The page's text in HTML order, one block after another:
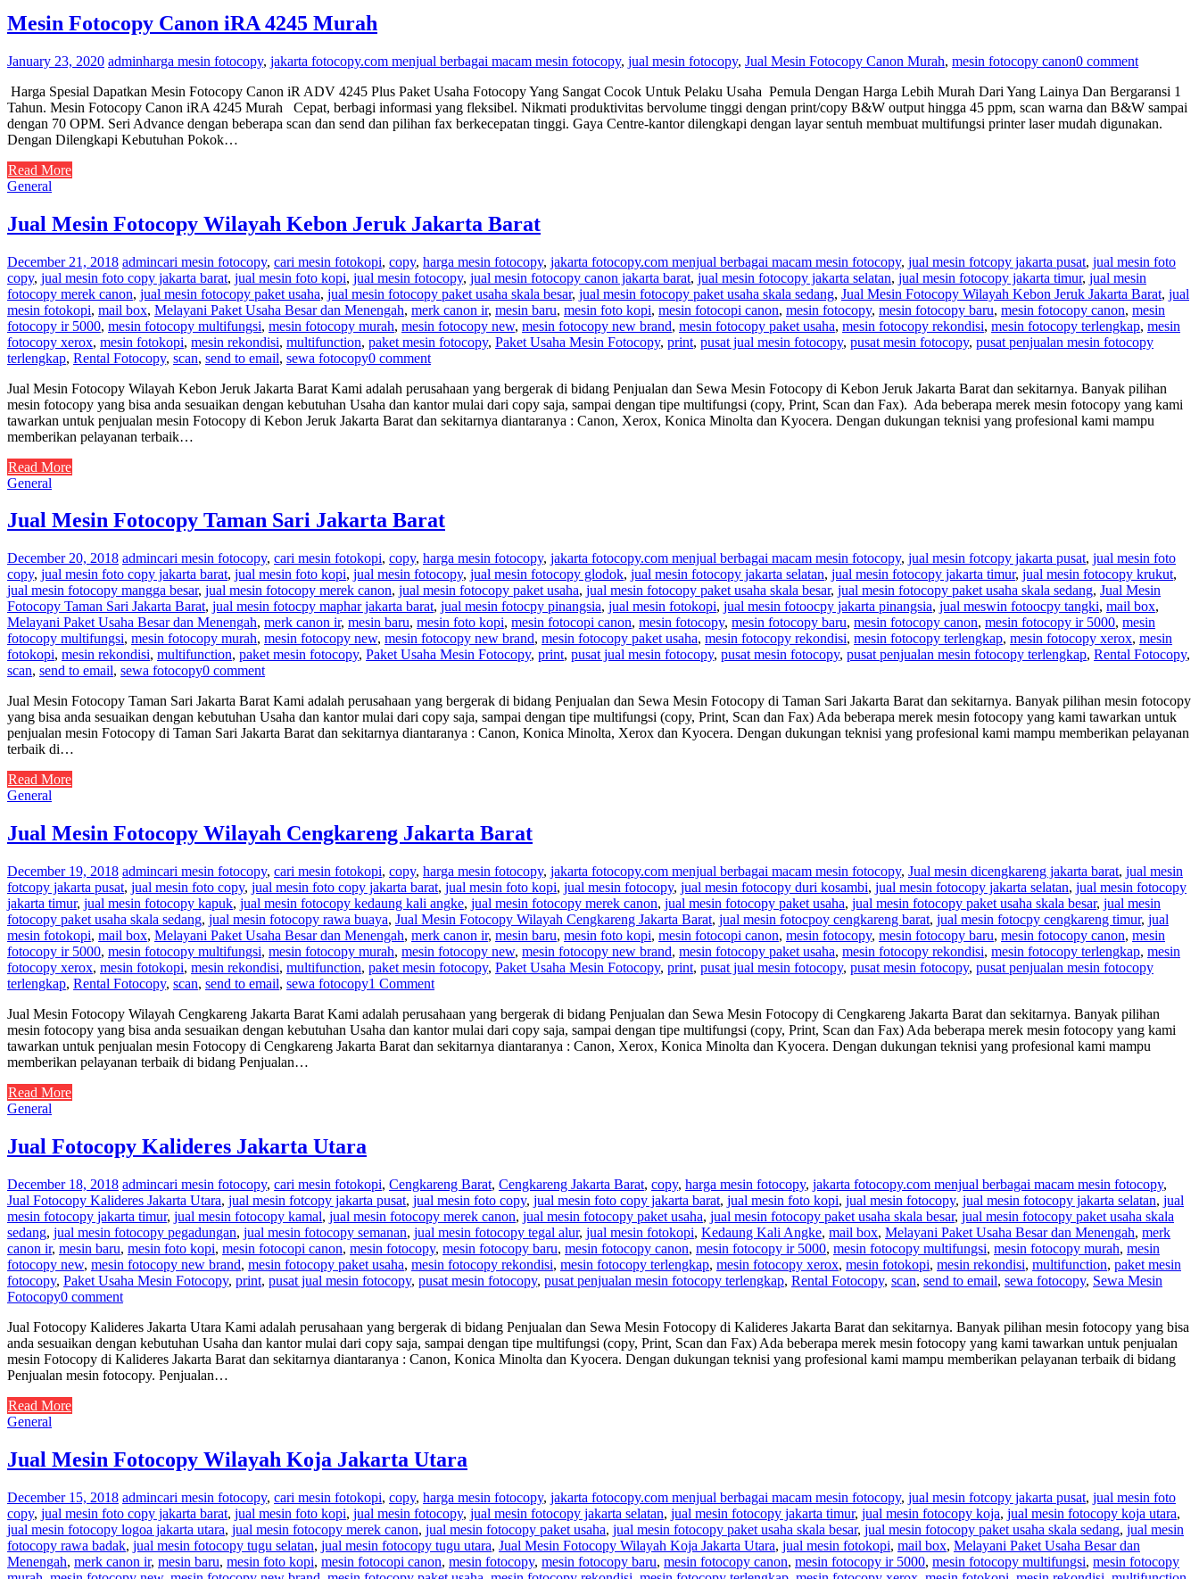
Mesin Fotocopy Canon iRA 4245 Murah
January 23, 2020 adminharga mesin fotocopy, jakarta fotocopy.com menjual berbagai macam mesin fotocopy, jual mesin fotocopy, Jual Mesin Fotocopy Canon Murah, mesin fotocopy canon0 comment
Harga Spesial Dapatkan Mesin Fotocopy Canon iR ADV 4245 Plus Paket Usaha Fotocopy Yang Sangat Cocok Untuk Pelaku Usaha Pemula Dengan Harga Lebih Murah Dari Yang Lainya Dan Bergaransi 1
Tahun. Mesin Fotocopy Canon iRA 4245 Murah Cepat, berbagi informasi yang fleksibel. Nikmati produktivitas bervolume tinggi dengan print/copy B&W output hingga 45 ppm, scan warna dan B&W sampai
dengan 70 OPM. Seri Advance dengan beberapa scan dan send dan pilihan fax berkecepatan tinggi. Gaya Centre-kantor dilengkapi dengan layar sentuh membuat multifungsi printer laser mudah digunakan.
Dengan Dilengkapi Kebutuhan Pokok…
Read More
General
Jual Mesin Fotocopy Wilayah Kebon Jeruk Jakarta Barat
December 21, 2018 admincari mesin fotocopy, cari mesin fotokopi, copy, harga mesin fotocopy, jakarta fotocopy.com menjual berbagai macam mesin fotocopy, jual mesin fotcopy jakarta pusat, jual mesin foto
copy, jual mesin foto copy jakarta barat, jual mesin foto kopi, jual mesin fotocopy, jual mesin fotocopy canon jakarta barat, jual mesin fotocopy jakarta selatan, jual mesin fotocopy jakarta timur, jual mesin
fotocopy merek canon, jual mesin fotocopy paket usaha, jual mesin fotocopy paket usaha skala besar, jual mesin fotocopy paket usaha skala sedang, Jual Mesin Fotocopy Wilayah Kebon Jeruk Jakarta Barat, jual
mesin fotokopi, mail box, Melayani Paket Usaha Besar dan Menengah, merk canon ir, mesin baru, mesin foto kopi, mesin fotocopi canon, mesin fotocopy, mesin fotocopy baru, mesin fotocopy canon, mesin
fotocopy ir 5000, mesin fotocopy multifungsi, mesin fotocopy murah, mesin fotocopy new, mesin fotocopy new brand, mesin fotocopy paket usaha, mesin fotocopy rekondisi, mesin fotocopy terlengkap, mesin
fotocopy xerox, mesin fotokopi, mesin rekondisi, multifunction, paket mesin fotocopy, Paket Usaha Mesin Fotocopy, print, pusat jual mesin fotocopy, pusat mesin fotocopy, pusat penjualan mesin fotocopy
terlengkap, Rental Fotocopy, scan, send to email, sewa fotocopy0 comment
Jual Mesin Fotocopy Wilayah Kebon Jeruk Jakarta Barat Kami adalah perusahaan yang bergerak di bidang Penjualan dan Sewa Mesin Fotocopy di Kebon Jeruk Jakarta Barat dan sekitarnya. Banyak pilihan
mesin fotocopy yang bisa anda sesuaikan dengan kebutuhan Usaha dan kantor mulai dari copy saja, sampai dengan tipe multifungsi (copy, Print, Scan dan Fax). Ada beberapa merek mesin fotocopy yang kami
tawarkan untuk penjualan mesin Fotocopy di Kebon Jeruk Jakarta Barat dan sekitarnya diantaranya : Canon, Xerox, Konica Minolta dan Kyocera. Dengan dukungan teknisi yang profesional kami mampu
memberikan pelayanan terbaik…
Read More
General
Jual Mesin Fotocopy Taman Sari Jakarta Barat
December 20, 2018 admincari mesin fotocopy, cari mesin fotokopi, copy, harga mesin fotocopy, jakarta fotocopy.com menjual berbagai macam mesin fotocopy, jual mesin fotcopy jakarta pusat, jual mesin foto
copy, jual mesin foto copy jakarta barat, jual mesin foto kopi, jual mesin fotocopy, jual mesin fotocopy glodok, jual mesin fotocopy jakarta selatan, jual mesin fotocopy jakarta timur, jual mesin fotocopy krukut,
jual mesin fotocopy mangga besar, jual mesin fotocopy merek canon, jual mesin fotocopy paket usaha, jual mesin fotocopy paket usaha skala besar, jual mesin fotocopy paket usaha skala sedang, Jual Mesin
Fotocopy Taman Sari Jakarta Barat, jual mesin fotocpy maphar jakarta barat, jual mesin fotocpy pinangsia, jual mesin fotokopi, jual mesin fotoocpy jakarta pinangsia, jual meswin fotoocpy tangki, mail box,
Melayani Paket Usaha Besar dan Menengah, merk canon ir, mesin baru, mesin foto kopi, mesin fotocopi canon, mesin fotocopy, mesin fotocopy baru, mesin fotocopy canon, mesin fotocopy ir 5000, mesin
fotocopy multifungsi, mesin fotocopy murah, mesin fotocopy new, mesin fotocopy new brand, mesin fotocopy paket usaha, mesin fotocopy rekondisi, mesin fotocopy terlengkap, mesin fotocopy xerox, mesin
fotokopi, mesin rekondisi, multifunction, paket mesin fotocopy, Paket Usaha Mesin Fotocopy, print, pusat jual mesin fotocopy, pusat mesin fotocopy, pusat penjualan mesin fotocopy terlengkap, Rental Fotocopy,
scan, send to email, sewa fotocopy0 comment
Jual Mesin Fotocopy Taman Sari Jakarta Barat Kami adalah perusahaan yang bergerak di bidang Penjualan dan Sewa Mesin Fotocopy di Taman Sari Jakarta Barat dan sekitarnya. Banyak pilihan mesin fotocopy
yang bisa anda sesuaikan dengan kebutuhan Usaha dan kantor mulai dari copy saja, sampai dengan tipe multifungsi (copy, Print, Scan dan Fax) Ada beberapa merek mesin fotocopy yang kami tawarkan untuk
penjualan mesin Fotocopy di Taman Sari Jakarta Barat dan sekitarnya diantaranya : Canon, Konica Minolta, Xerox dan Kyocera. Dengan dukungan teknisi yang profesional kami mampu memberikan pelayanan
terbaik di…
Read More
General
Jual Mesin Fotocopy Wilayah Cengkareng Jakarta Barat
December 19, 2018 admincari mesin fotocopy, cari mesin fotokopi, copy, harga mesin fotocopy, jakarta fotocopy.com menjual berbagai macam mesin fotocopy, Jual mesin dicengkareng jakarta barat, jual mesin
fotcopy jakarta pusat, jual mesin foto copy, jual mesin foto copy jakarta barat, jual mesin foto kopi, jual mesin fotocopy, jual mesin fotocopy duri kosambi, jual mesin fotocopy jakarta selatan, jual mesin fotocopy
jakarta timur, jual mesin fotocopy kapuk, jual mesin fotocopy kedaung kali angke, jual mesin fotocopy merek canon, jual mesin fotocopy paket usaha, jual mesin fotocopy paket usaha skala besar, jual mesin
fotocopy paket usaha skala sedang, jual mesin fotocopy rawa buaya, Jual Mesin Fotocopy Wilayah Cengkareng Jakarta Barat, jual mesin fotocpoy cengkareng barat, jual mesin fotocpy cengkareng timur, jual
mesin fotokopi, mail box, Melayani Paket Usaha Besar dan Menengah, merk canon ir, mesin baru, mesin foto kopi, mesin fotocopi canon, mesin fotocopy, mesin fotocopy baru, mesin fotocopy canon, mesin
fotocopy ir 5000, mesin fotocopy multifungsi, mesin fotocopy murah, mesin fotocopy new, mesin fotocopy new brand, mesin fotocopy paket usaha, mesin fotocopy rekondisi, mesin fotocopy terlengkap, mesin
fotocopy xerox, mesin fotokopi, mesin rekondisi, multifunction, paket mesin fotocopy, Paket Usaha Mesin Fotocopy, print, pusat jual mesin fotocopy, pusat mesin fotocopy, pusat penjualan mesin fotocopy
terlengkap, Rental Fotocopy, scan, send to email, sewa fotocopy1 Comment
Jual Mesin Fotocopy Wilayah Cengkareng Jakarta Barat Kami adalah perusahaan yang bergerak di bidang Penjualan dan Sewa Mesin Fotocopy di Cengkareng Jakarta Barat dan sekitarnya. Banyak pilihan
mesin fotocopy yang bisa anda sesuaikan dengan kebutuhan Usaha dan kantor mulai dari copy saja, sampai dengan tipe multifungsi (copy, Print, Scan dan Fax) Ada beberapa merek mesin fotocopy yang kami
tawarkan untuk penjualan mesin Fotocopy di Cengkareng Jakarta Barat dan sekitarnya diantaranya : Canon, Xerox, Konica Minolta dan Kyocera. Dengan dukungan teknisi yang profesional kami mampu
memberikan pelayanan terbaik di bidang Penjualan…
Read More
General
Jual Fotocopy Kalideres Jakarta Utara
December 18, 2018 admincari mesin fotocopy, cari mesin fotokopi, Cengkareng Barat, Cengkareng Jakarta Barat, copy, harga mesin fotocopy, jakarta fotocopy.com menjual berbagai macam mesin fotocopy,
Jual Fotocopy Kalideres Jakarta Utara, jual mesin fotcopy jakarta pusat, jual mesin foto copy, jual mesin foto copy jakarta barat, jual mesin foto kopi, jual mesin fotocopy, jual mesin fotocopy jakarta selatan, jual
mesin fotocopy jakarta timur, jual mesin fotocopy kamal, jual mesin fotocopy merek canon, jual mesin fotocopy paket usaha, jual mesin fotocopy paket usaha skala besar, jual mesin fotocopy paket usaha skala
sedang, jual mesin fotocopy pegadungan, jual mesin fotocopy semanan, jual mesin fotocopy tegal alur, jual mesin fotokopi, Kedaung Kali Angke, mail box, Melayani Paket Usaha Besar dan Menengah, merk
canon ir, mesin baru, mesin foto kopi, mesin fotocopi canon, mesin fotocopy, mesin fotocopy baru, mesin fotocopy canon, mesin fotocopy ir 5000, mesin fotocopy multifungsi, mesin fotocopy murah, mesin
fotocopy new, mesin fotocopy new brand, mesin fotocopy paket usaha, mesin fotocopy rekondisi, mesin fotocopy terlengkap, mesin fotocopy xerox, mesin fotokopi, mesin rekondisi, multifunction, paket mesin
fotocopy, Paket Usaha Mesin Fotocopy, print, pusat jual mesin fotocopy, pusat mesin fotocopy, pusat penjualan mesin fotocopy terlengkap, Rental Fotocopy, scan, send to email, sewa fotocopy, Sewa Mesin
Fotocopy0 comment
Jual Fotocopy Kalideres Jakarta Utara Kami adalah perusahaan yang bergerak di bidang Penjualan dan Sewa Mesin Fotocopy di Kalideres Jakarta Barat dan sekitarnya. Banyak pilihan mesin fotocopy yang bisa
anda sesuaikan dengan kebutuhan Usaha dan kantor mulai dari copy saja, sampai dengan tipe multifungsi (copy, Print, Scan dan Fax) Ada beberapa merek mesin fotocopy yang kami tawarkan untuk penjualan
mesin Fotocopy di Kalideres Jakarta Barat dan sekitarnya diantaranya : Canon, Konica Minolta dan Kyocera. Dengan dukungan teknisi yang profesional kami mampu memberikan pelayanan terbaik di bidang
Penjualan mesin fotocopy. Penjualan…
Read More
General
Jual Mesin Fotocopy Wilayah Koja Jakarta Utara
December 15, 2018 admincari mesin fotocopy, cari mesin fotokopi, copy, harga mesin fotocopy, jakarta fotocopy.com menjual berbagai macam mesin fotocopy, jual mesin fotcopy jakarta pusat, jual mesin foto
copy, jual mesin foto copy jakarta barat, jual mesin foto kopi, jual mesin fotocopy, jual mesin fotocopy jakarta selatan, jual mesin fotocopy jakarta timur, jual mesin fotocopy koja, jual mesin fotocopy koja utara,
jual mesin fotocopy logoa jakarta utara, jual mesin fotocopy merek canon, jual mesin fotocopy paket usaha, jual mesin fotocopy paket usaha skala besar, jual mesin fotocopy paket usaha skala sedang, jual mesin
fotocopy rawa badak, jual mesin fotocopy tugu selatan, jual mesin fotocopy tugu utara, Jual Mesin Fotocopy Wilayah Koja Jakarta Utara, jual mesin fotokopi, mail box, Melayani Paket Usaha Besar dan
Menengah, merk canon ir, mesin baru, mesin foto kopi, mesin fotocopi canon, mesin fotocopy, mesin fotocopy baru, mesin fotocopy canon, mesin fotocopy ir 5000, mesin fotocopy multifungsi, mesin fotocopy